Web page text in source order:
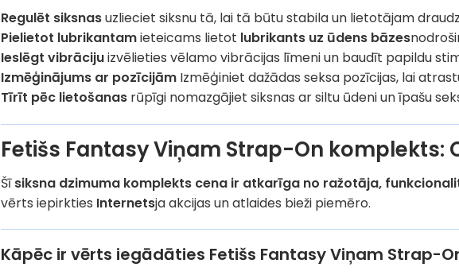
Regulēt siksnasuzlieciet siksnu tā, lai tā būtu stabila un lietotājam
Pielietot lubrikantamieteicams lietot lubrikants uz ūdens bāzes
Ieslēgt vibrācijuizvēlieties vēlamo vibrācijas līmeni un baudīt papildu
Izmēģinājums ar pozīcijām Izmēģiniet dažādas seksa pozīcijas, lai
Tīrīt pēc lietošanas rūpīgi nomazgājiet siksnas ar siltu ūdeni un īpašu
Fetišs Fantasy Viņam Strap-On komplekts:
Šīsiksna dzimuma komplekts cena ir atkarīga no ražotāja,
vērts iepirkties Internetsja akcijas un atlaides bieži piemēro.
Kāpēc ir vērts iegādāties Fetišs Fantasy Viņam Strap-